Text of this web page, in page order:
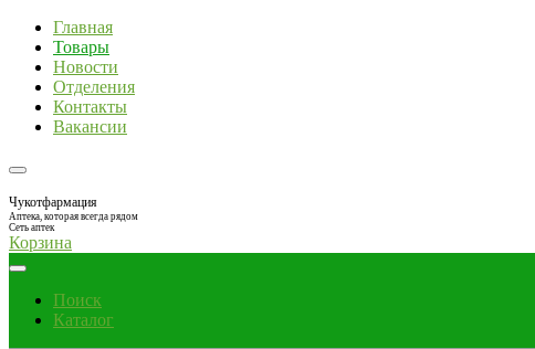
Главная
Товары
Новости
Отделения
Контакты
Вакансии
Чукотфармация
Аптека, которая всегда рядом
Сеть аптек
Корзина
Поиск
Каталог